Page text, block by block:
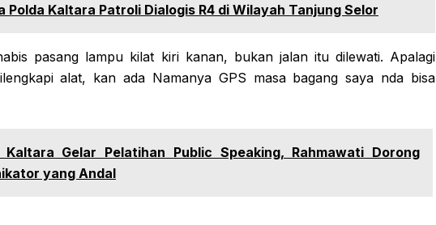
Polda Kaltara Patroli Dialogis R4 di Wilayah Tanjung Selor
pasang lampu kilat kiri kanan, bukan jalan itu dilewati. Apalagi
alat, kan ada Namanya GPS masa bagang saya nda bisa
Kaltara Gelar Pelatihan Public Speaking, Rahmawati Dorong
yang Andal